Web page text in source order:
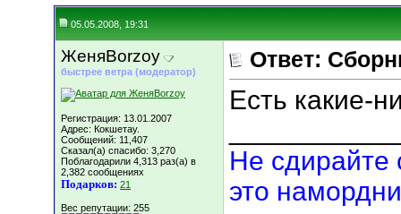
05.05.2008, 19:31
ЖеняBorzoy
быстрее ветра (модератор)
Регистрация: 13.01.2007
Адрес: Кокшетау.
Сообщений: 11,407
Сказал(а) спасибо: 3,270
Поблагодарили 4,313 раз(а) в
2,382 сообщениях
Подарков: 21
Вес репутации: 255
Ответ:
Есть какие-
Не сдирайте
это